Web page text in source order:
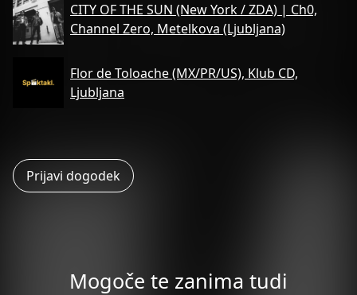
CITY OF THE SUN (New York / ZDA) | Ch0,
Channel Zero, Metelkova (Ljubljana)
Flor de Toloache (MX/PR/US), Klub CD,
Ljubljana
Prijavi dogodek
Mogoče te zanima tudi